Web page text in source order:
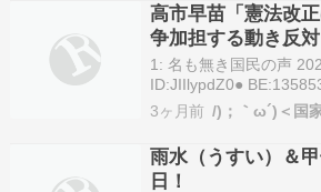
高市早苗「憲法改
争加担する動き反
大集会5万人！(首
有権者「憲法改正
「え」→
1: 名も無き国民の声
ID:JIIlypdZ0●
https://
名も無き国…
3ヶ月前 /)；｀ω´)＜国
雨水（うすい）＆
日！